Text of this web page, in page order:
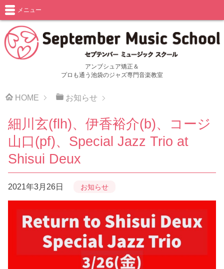
アンブシュア矯正＆
プロも通う池袋のジャズ専門音楽教室
メニュー
HOME お知らせ
細川玄(flh)、伊香裕介(b)、コージ
山口(pf)、Special Jazz Trio at
Shisui Deux
2021年3月26日 お知らせ